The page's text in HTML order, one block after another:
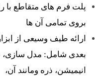
بروی تمامی آن ها
انیمیشن، ذره ومانند آن،